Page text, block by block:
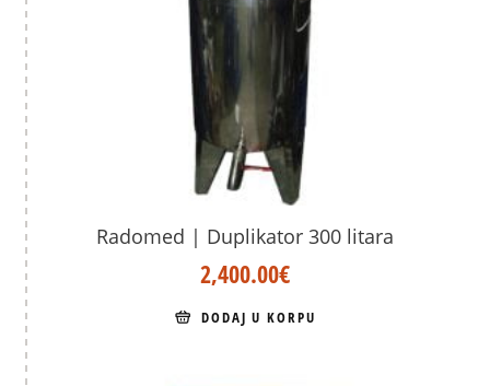
Radomed | Duplikator 300 litara
2,400.00€
DODAJ U KORPU